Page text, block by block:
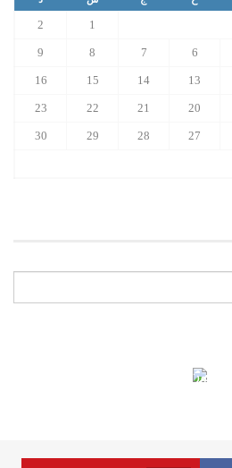
1
2
6
7
8
9
13
14
15
16
20
21
22
23
27
28
29
30
النفاذ إلى المعلومة